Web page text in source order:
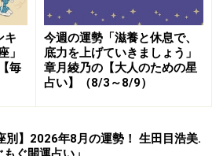
は味方。じっくり話してみるこ
22日～7月22日生まれ）
キ
」
毎
今週の運勢「滋養と休息で、
底力を上げていきましょう」
章月綾乃の【大人のための星
占い】（8/3～8/9）
別】2026年8月の運勢！ 生田目浩美.